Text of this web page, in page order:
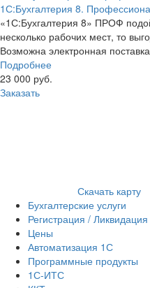
1С:Бухгалтерия 8.
«1С:Бухгалтерия 8» ПРОФ
несколько рабочих мест, то
Возможна электронная поставка
Подробнее
23 000 руб.
Заказать
Скачать карту
Бухгалтерские услуги
Регистрация / Ликвидация
Цены
Автоматизация 1С
Программные продукты
1С-ИТС